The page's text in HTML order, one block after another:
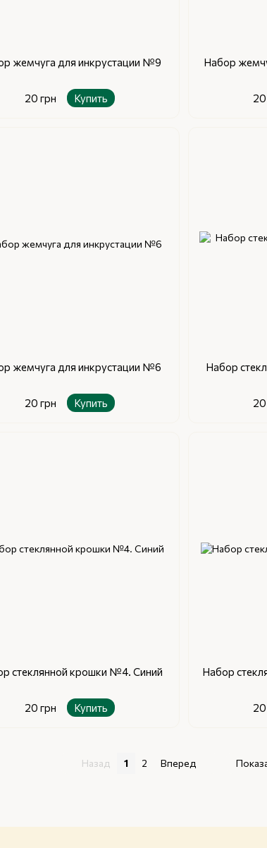
жемчуга для инкрустации №9
20 грн Купить
Набор
20
жемчуга для инкрустации №6
20 грн Купить
Набор
20
стеклянной крошки №4. Синий
20 грн Купить
Набор
20
Назад 1 2 Вперед